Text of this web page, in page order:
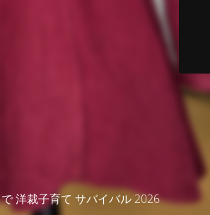
洋裁子育て サバイバル 2026